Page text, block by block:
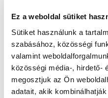
Ez a weboldal sütiket
Sütiket használunk a
szabásához, közösségi
valamint
közösségi média-, hirdető-
megosztjuk az Ön
adatait, akik
Vissza az
Megosztás